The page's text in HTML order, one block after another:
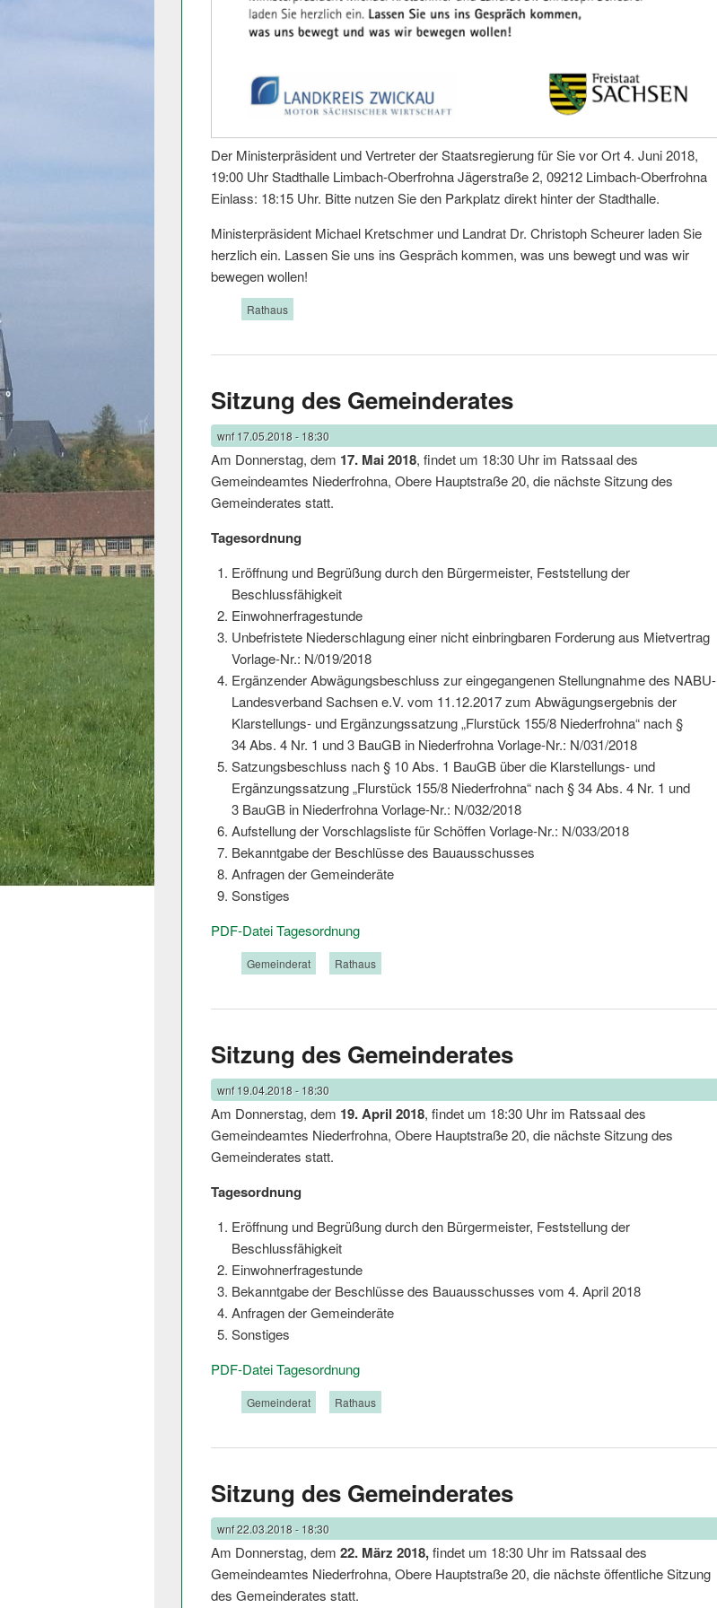
Der Ministerpräsident und Vertreter der Staatsregierung für Sie vor Ort 4. Juni 2018,
19:00 Uhr Stadthalle Limbach-Oberfrohna Jägerstraße 2, 09212 Limbach-Oberfrohna
Einlass: 18:15 Uhr. Bitte nutzen Sie den Parkplatz direkt hinter der Stadthalle.
Ministerpräsident Michael Kretschmer und Landrat Dr. Christoph Scheurer laden Sie
herzlich ein. Lassen Sie uns ins Gespräch kommen, was uns bewegt und was wir
bewegen wollen!
Rathaus
Sitzung des Gemeinderates
wnf17.05.2018 - 18:30
Am Donnerstag, dem 17. Mai 2018, findet um 18:30 Uhr im Ratssaal des
Gemeindeamtes Niederfrohna, Obere Hauptstraße 20, die nächste Sitzung des
Gemeinderates stat­t.
Tagesordnung
Eröffnung und Begrüßung durch den Bürgermeister, Feststellung der
Beschlussfähigkeit
Einwohnerfrages­tunde
Unbefristete Niederschlagung einer nicht einbringbaren Forderung aus Mietvertrag
Vorlage-Nr.: N/019/2018
Ergänzender Abwägungsbeschluss zur eingegangenen Stellungnahme des NABU-
Landesverband Sachsen e.V. vom 11.12.2017 zum Abwägungsergebnis der
Klarstellungs- und Ergänzungssatzung „Flurstück 155/8 Niederfrohna“ nach §
34 Abs. 4 Nr. 1 und 3 BauGB in Niederfrohna Vorlage-Nr.: N/031/2018
Satzungsbeschluss nach § 10 Abs. 1 BauGB über die Klarstellungs- und
Ergänzungssatzung „Flurstück 155/8 Niederfrohna“ nach § 34 Abs. 4 Nr. 1 und
3 BauGB in Niederfrohna Vorlage-Nr.: N/032/2018
Aufstellung der Vorschlagsliste für Schöffen Vorlage-Nr.: N/033/2018
Bekanntgabe der Beschlüsse des Bauausschusses
Anfragen der Gemeinderäte
Sonstiges
PDF-Datei Tagesordnung
Gemeinderat Rathaus
Sitzung des Gemeinderates
wnf19.04.2018 - 18:30
Am Donnerstag, dem 19. April 2018, findet um 18:30 Uhr im Ratssaal des
Gemeindeamtes Niederfrohna, Obere Hauptstraße 20, die nächste Sitzung des
Gemeinderates stat­t.
Tagesordnung
Eröffnung und Begrüßung durch den Bürgermeister, Feststellung der
Beschlussfähigkeit
Einwohnerfrages­tunde
Bekanntgabe der Beschlüsse des Bauausschusses vom 4. April 2018
Anfragen der Gemeinderäte
Sonstiges
PDF-Datei Tagesordnung
Gemeinderat Rathaus
Sitzung des Gemeinderates
wnf22.03.2018 - 18:30
Am Donnerstag, dem 22. März 2018,findet um 18:30 Uhr im Ratssaal des
Gemeindeamtes Niederfrohna, Obere Hauptstraße 20, die nächste öffentliche Sitzung
des Gemeinderates stat­t.